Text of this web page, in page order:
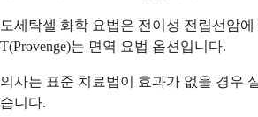
도세탁셀 화학 요법은 전이성 전립선암
T(Provenge)는 면역 요법 옵션입니다.
의사는 표준 치료법이 효과가 없을 경우
습니다.